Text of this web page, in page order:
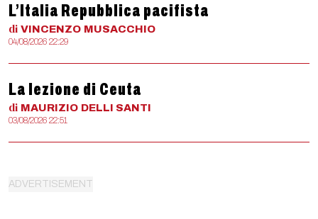
L’Italia Repubblica pacifista
di VINCENZO MUSACCHIO
04/08/2026 22:29
La lezione di Ceuta
di MAURIZIO DELLI SANTI
03/08/2026 22:51